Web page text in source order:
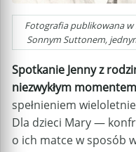
Fotografia publikowana w
Sonnym Suttonem,
Spotkanie Jenny z
niezwykłym
spełnieniem
Dla dzieci Mary —
o ich matce w sposób